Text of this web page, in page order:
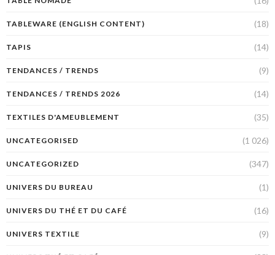
TABLEWARE (ENGLISH CONTENT) (18)
TAPIS (14)
TENDANCES / TRENDS (9)
TENDANCES / TRENDS 2026 (14)
TEXTILES D'AMEUBLEMENT (35)
UNCATEGORISED (1 026)
UNCATEGORIZED (347)
UNIVERS DU BUREAU (1)
UNIVERS DU THÉ ET DU CAFÉ (16)
UNIVERS TEXTILE (9)